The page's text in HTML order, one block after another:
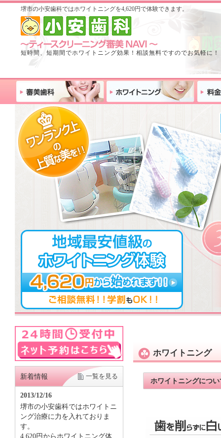
堺市の小安歯科ではホワイトニングを4,620円で体験できます。
短時間、短期間でホワイトニング効果！相談無料ですのでお気軽に！
ホワイトニング
ホワイトニングについ
新着情報 一覧を見る
2013/12/16
堺市の小安歯科ではホワイトニ
ング治療に力を入れておりま
す。
4,620円からホワイトニング体